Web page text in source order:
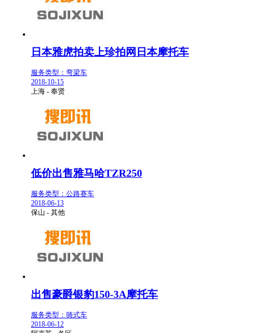
日本雅虎拍卖上珍拍网日本摩托车
服务类型：弯梁车
2018-10-15
上海 - 奉贤
低价出售雅马哈TZR250
服务类型：公路赛车
2018-06-13
保山 - 其他
出售豪爵银豹150-3A摩托车
服务类型：骑式车
2018-06-12